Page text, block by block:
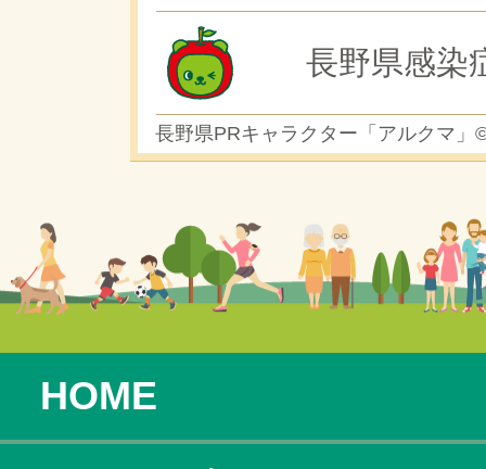
長野県感染
長野県PRキャラクター「アルクマ」
HOME